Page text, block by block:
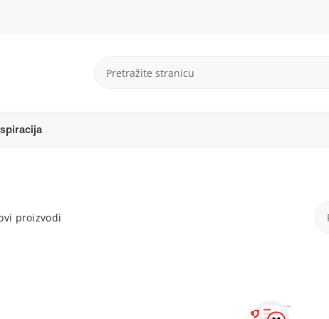
proizvodi